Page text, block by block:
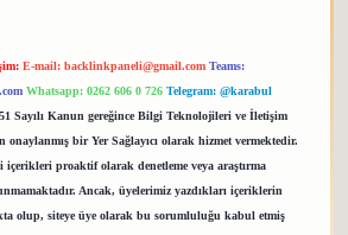
E-mail: backlinkpaneli@gmail.com Teams:
Whatsapp: 0262 606 0 726 Telegram: @karabul
Sayılı Kanun gereğince Bilgi Teknolojileri ve İletişim
bir Yer Sağlayıcı olarak hizmet vermektedir.
içerikleri proaktif olarak denetleme veya araştırma
Ancak, üyelerimiz yazdıkları içeriklerin
olup, siteye üye olarak bu sorumluluğu kabul etmiş